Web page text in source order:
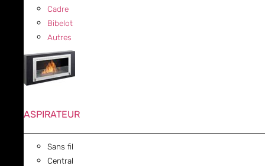
Cadre
Bibelot
Autres
ASPIRATEUR
Sans fil
Central